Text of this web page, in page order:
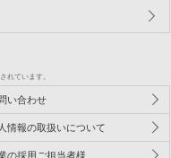
れています。
い合わせ
情報の取扱いについて
の採用ご担当者様